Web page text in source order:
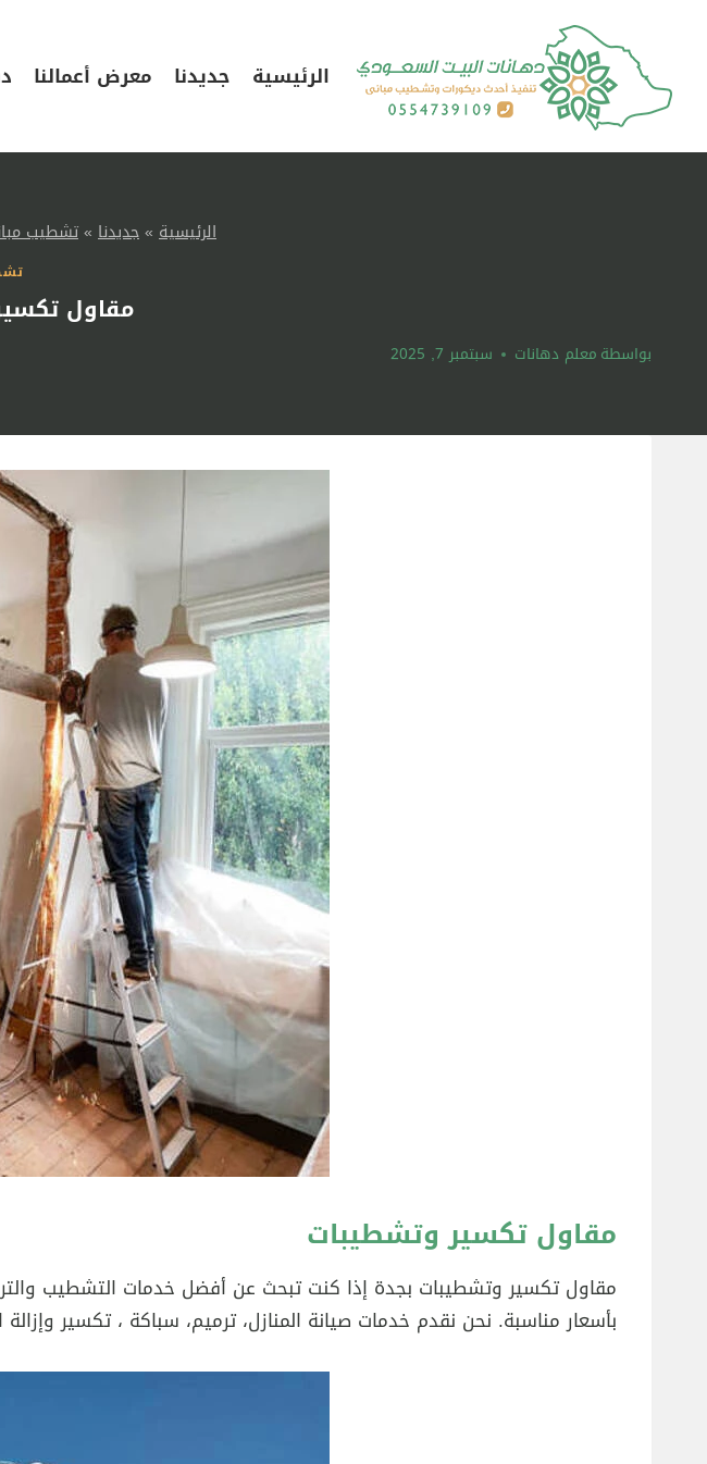
المحتوى
الرئيسية جديدنا معرض أعمالنا
الرئيسية »جديدنا »تشطيب
مقاول
بواسطة معلم دهانات سبتمبر 7, 2025
مقاول تكسير وتشطيبات
مقاول تكسير وتشطيبات بجدة إذا كنت تبحث عن أفضل خدمات التشطيب
بأسعار مناسبة. نحن نقدم خدمات صيانة المنازل، ترميم، سباكة ، تكسير